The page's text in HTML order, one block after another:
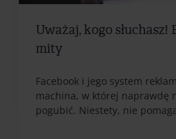
Uważaj, kogo słuchasz!
mity
Facebook i jego system
machina, w której naprawdę
pogubić. Niestety, nie